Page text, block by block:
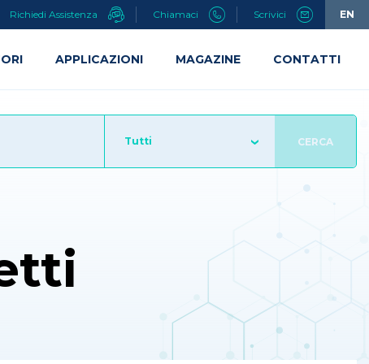
Tutti CERCA
Richiedi Assistenza Chiamaci Scrivici EN
APPLICAZIONI MAGAZINE CONTATTI